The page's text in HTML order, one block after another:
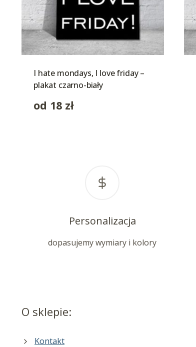
I hate mondays, I love friday –
plakat czarno-biały
od 18 zł
Personalizacja
dopasujemy wymiary i kolory
O sklepie:
Kontakt